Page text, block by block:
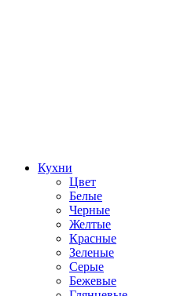
Кухни
Цвет
Белые
Черные
Желтые
Красные
Зеленые
Серые
Бежевые